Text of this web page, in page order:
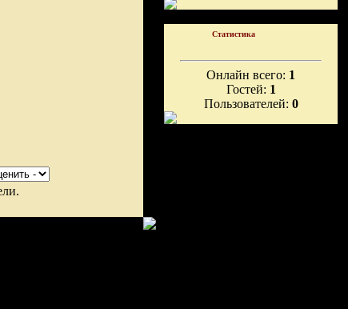
Статистика
Онлайн всего: 1
Гостей: 1
Пользователей: 0